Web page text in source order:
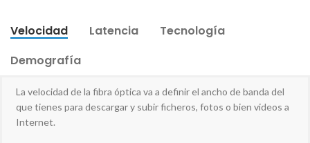
Velocidad Latencia
Tecnología
Demografía
La velocidad de la fibra óptica va a definir el ancho de banda del
que tienes para descargar y subir ficheros, fotos o bien videos a
Internet.